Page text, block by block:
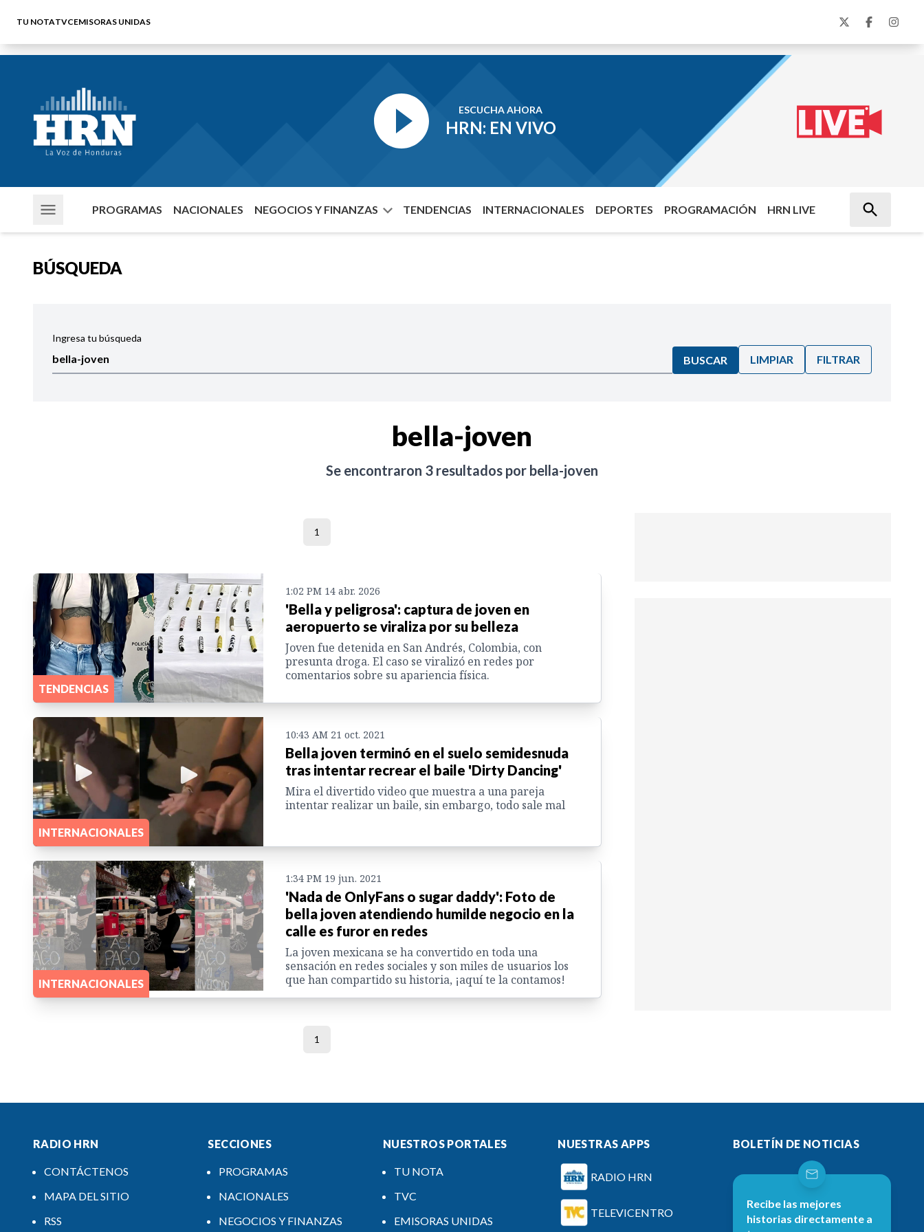
TU NOTATVCEMISORAS UNIDAS
ESCUCHA AHORA
HRN: EN VIVO
PROGRAMAS NACIONALES NEGOCIOS Y FINANZAS TENDENCIAS INTERNACIONALES DEPORTES PROGRAMACIÓN HRN LIVE
BÚSQUEDA
Ingresa tu búsqueda
BUSCAR LIMPIAR FILTRAR
bella-joven
Se encontraron 3resultados por bella-joven
1
TENDENCIAS
1:02 PM 14 abr. 2026
'Bella y peligrosa': captura de joven en
aeropuerto se viraliza por su belleza
Joven fue detenida en San Andrés, Colombia, con
presunta droga. El caso se viralizó en redes por
comentarios sobre su apariencia física.
INTERNACIONALES
10:43 AM 21 oct. 2021
Bella joven terminó en el suelo semidesnuda
tras intentar recrear el baile 'Dirty Dancing'
Mira el divertido video que muestra a una pareja
intentar realizar un baile, sin embargo, todo sale mal
INTERNACIONALES
1:34 PM 19 jun. 2021
'Nada de OnlyFans o sugar daddy': Foto de
bella joven atendiendo humilde negocio en la
calle es furor en redes
La joven mexicana se ha convertido en toda una
sensación en redes sociales y son miles de usuarios los
que han compartido su historia, ¡aquí te la contamos!
1
RADIO HRN
CONTÁCTENOS
MAPA DEL SITIO
RSS
SECCIONES
PROGRAMAS
NACIONALES
NEGOCIOS Y FINANZAS
NUESTROS PORTALES
TU NOTA
TVC
EMISORAS UNIDAS
NUESTRAS APPS
RADIO HRN
TELEVICENTRO
BOLETÍN DE NOTICIAS
Recibe las mejores
historias directamente a